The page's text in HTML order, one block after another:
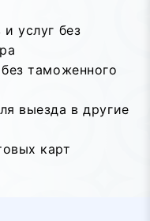
услуг без
таможенного
выезда в другие
карт